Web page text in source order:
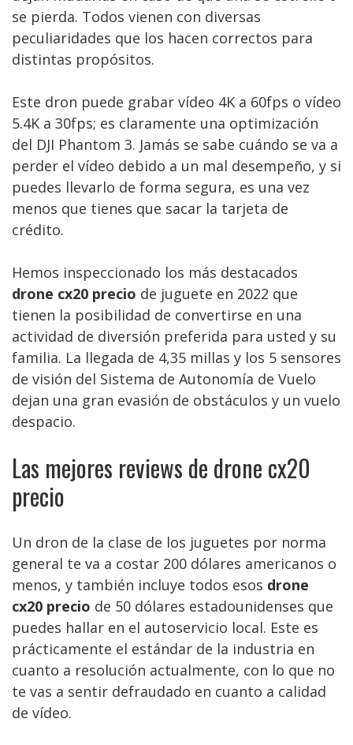
se pierda. Todos vienen con diversas
peculiaridades que los hacen correctos para
distintas propósitos.
Este dron puede grabar vídeo 4K a 60fps o vídeo
5.4K a 30fps; es claramente una optimización
del DJI Phantom 3. Jamás se sabe cuándo se va a
perder el vídeo debido a un mal desempeño, y si
puedes llevarlo de forma segura, es una vez
menos que tienes que sacar la tarjeta de
crédito.
Hemos inspeccionado los más destacados
drone cx20 precio de juguete en 2022 que
tienen la posibilidad de convertirse en una
actividad de diversión preferida para usted y su
familia. La llegada de 4,35 millas y los 5 sensores
de visión del Sistema de Autonomía de Vuelo
dejan una gran evasión de obstáculos y un vuelo
despacio.
Las mejores reviews de drone cx20
precio
Un dron de la clase de los juguetes por norma
general te va a costar 200 dólares americanos o
menos, y también incluye todos esos drone
cx20 precio de 50 dólares estadounidenses que
puedes hallar en el autoservicio local. Este es
prácticamente el estándar de la industria en
cuanto a resolución actualmente, con lo que no
te vas a sentir defraudado en cuanto a calidad
de vídeo.